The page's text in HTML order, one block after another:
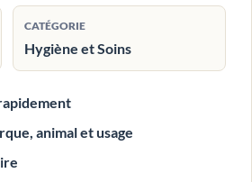
CATÉGORIE
Hygiène et Soins
animal et usage